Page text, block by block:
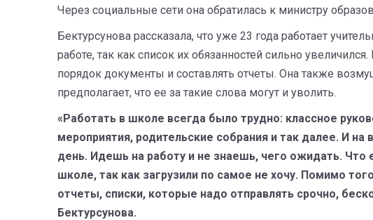
Через социальные сети она обратилась к министру
Бектурсунова рассказала, что уже 23 года работает
работе, так как список их обязанностей сильно
порядок документы и составлять отчеты. Она также
предполагает, что ее за такие слова могут и уволить.
«Работать в школе всегда было трудно: классное
мероприятия, родительские собрания и так далее. И
день. Идешь на работу и не знаешь, чего ожидать.
школе, так как загрузили по самое не хочу. Помимо
отчеты, списки, которые надо отправлять срочно,
Бектурсунова.